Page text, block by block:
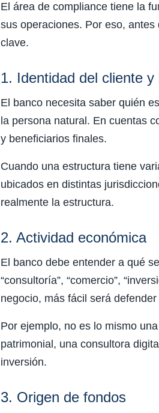
El área de compliance tiene la
sus operaciones. Por eso,
clave.
1. Identidad del cliente y
El banco necesita saber quién
la persona natural. En cuentas
y beneficiarios finales.
Cuando una estructura tiene
ubicados en distintas
realmente la estructura.
2. Actividad económica
El banco debe entender a qué
“consultoría”, “comercio”,
negocio, más fácil será
Por ejemplo, no es lo mismo
patrimonial, una consultora
inversión.
3. Origen de fondos